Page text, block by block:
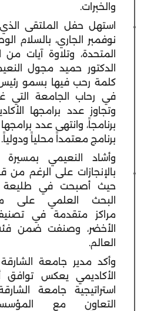
والخبرات.
نوفمبر الجاري، بالسلام
المتحدة، وتلاوة آيات من
الدكتور حميد مجول
كلمة رحب فيها بسمو
في رحاب الجامعة التي
برنامج معتمداً محلياً ودولياً.
وأشاد النعيمي بمسيرة
بالإنجازات على الرغم
حيث أصبحت في طليعة
البحث العلمي على
مراكز متقدمة في
العالم.
وأكد مدير جامعة
الأكاديمي يعكس
استراتيجية جامعة
التعاون مع